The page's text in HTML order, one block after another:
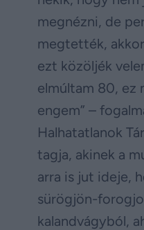
megnézni, de
megtették,
ezt közöljék
elmúltam 80, ez
engem” –
Halhatatlanok
tagja, akinek a
arra is jut ideje,
sürögjön-
kalandvágyból,